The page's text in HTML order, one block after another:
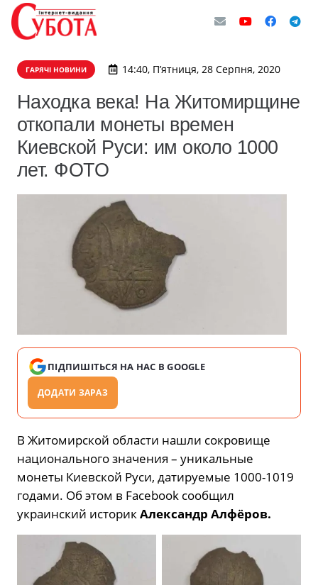
ГАРЯЧІ НОВИНИ 14:40, П’ятниця, 28 Серпня, 2020
Находка века! На Житомирщине
откопали монеты времен
Киевской Руси: им около 1000
лет. ФОТО
ПІДПИШІТЬСЯ НА НАС В GOOGLE
ДОДАТИ ЗАРАЗ
В Житомирской области нашли сокровище
национального значения – уникальные
монеты Киевской Руси, датируемые 1000-1019
годами. Об этом в Facebook сообщил
украинский историкАлександр Алфёров.